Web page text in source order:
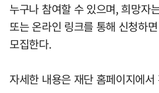
누구나 참여할 수 있으며, 희망자
또는 온라인 링크를 통해 신청하
모집한다.
자세한 내용은 재단 홈페이지에